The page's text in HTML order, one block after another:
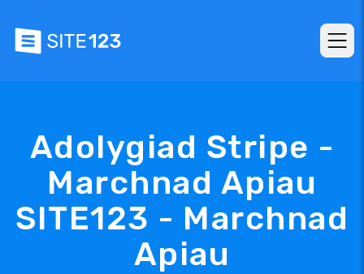
Adolygiad Stripe -
Marchnad Apiau
SITE123 - Marchnad
Apiau